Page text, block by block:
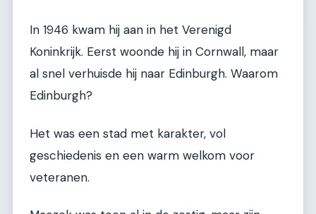
In 1946 kwam hij aan in het Verenigd
Koninkrijk. Eerst woonde hij in Cornwall, maar
al snel verhuisde hij naar Edinburgh. Waarom
Edinburgh?
Het was een stad met karakter, vol
geschiedenis en een warm welkom voor
veteranen.